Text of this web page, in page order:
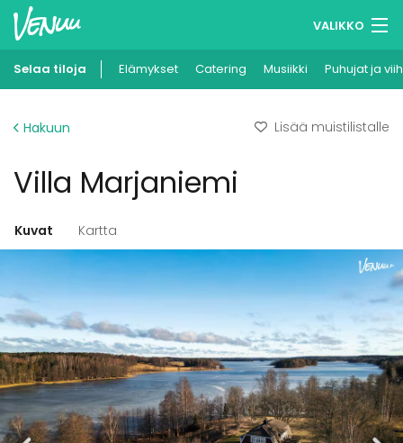
VALIKKO
Muistilistasi
Ilmoita kohteesi
Selaa tiloja Elämykset Catering Musiikki Puhujat ja
Hakuun Lisää muistilistalle
Villa Marjaniemi
Kuvat Kartta